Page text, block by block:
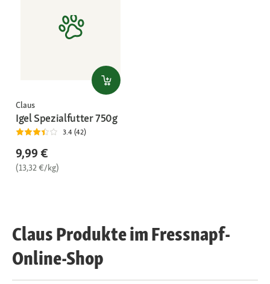
Claus
Igel Spezialfutter 750g
3.4 (42)
9,99 €
(13,32 €/kg)
Claus Produkte im Fressnapf-
Online-Shop